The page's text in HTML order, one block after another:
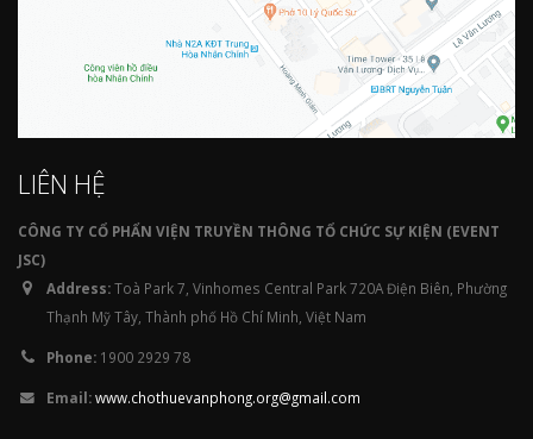
LIÊN HỆ
CÔNG TY CỔ PHẨN VIỆN TRUYỀN THÔNG TỔ CHỨC SỰ KIỆN (EVENT
JSC)
Address:Toà Park 7, Vinhomes Central Park 720A Điện Biên, Phường
Thạnh Mỹ Tây, Thành phố Hồ Chí Minh, Việt Nam
Phone: 1900 2929 78
Email:www.chothuevanphong.org@gmail.com